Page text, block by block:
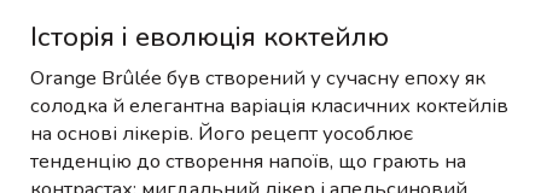
Історія і еволюція коктейлю
Orange Brûlée був створений у сучасну епоху як
солодка й елегантна варіація класичних коктейлів
на основі лікерів. Його рецепт уособлює
тенденцію до створення напоїв, що грають на